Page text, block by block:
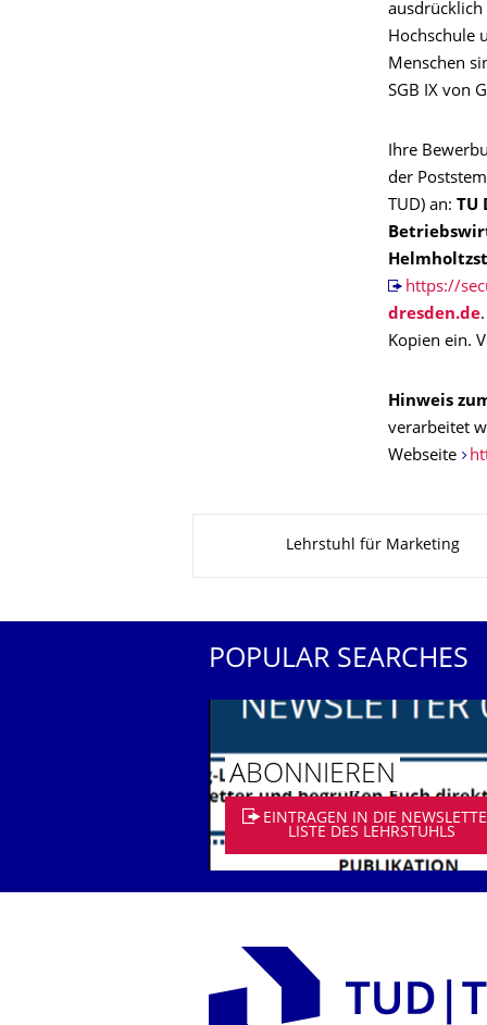
Hochschule
Menschen
SGB IX von
Ihre
der
TUD) an:
https://
Kopien ein.
Hinweis
verarbeitet
Webseite
Lehrstuhl für Marketing
POPULAR SEARCHES
ABONNIEREN
EINTRAGEN IN DIE
LISTE DES LEHRSTUHLS